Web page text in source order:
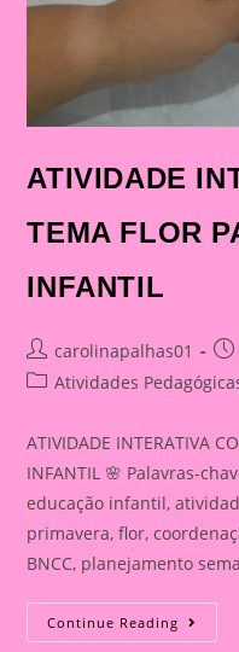
ATIVIDADE
TEMA FLOR
INFANTIL
Post
author:
carolinapalhas01
PostAtividades
ATIVIDADE INTERATIVA
INFANTIL 🌸 Palavras-
educação infantil,
primavera, flor,
BNCC, planejamento
Continue Reading